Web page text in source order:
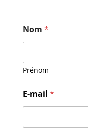
Nom *
Prénom
e
s
a
E-mail *